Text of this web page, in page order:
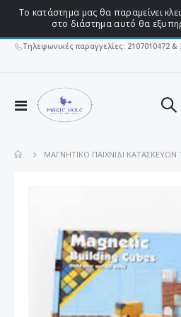
Το κατάστημα μας θα παραμείνει
στο διάστημα αυτό θα
Τηλεφωνικές παραγγελίες: 2107010472 &
Εναλλαγή
Πλοήγησης
ΜΑΓΝΗΤΙΚΌ ΠΑΙΧΝΊΔΙ ΚΑΤΑΣΚΕΥΏΝ
συλλογής
εικόνων